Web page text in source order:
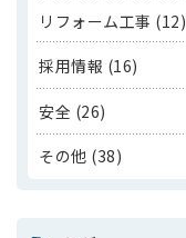
リフォーム工事 (12)
採用情報 (16)
安全 (26)
その他 (38)